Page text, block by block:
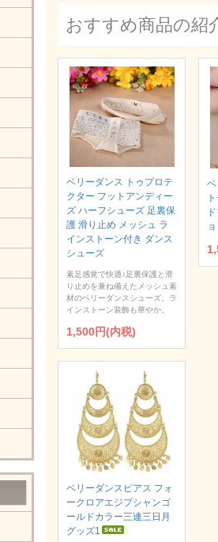
おすすめ商品の紹
ベリーダンス トゥプロテ
クター フットアンディー
ズ ハーフシューズ 足裏保
護 滑り止め メッシュ ラ
インストーン付き ダンス
シューズ
素足感覚で快適♪足裏保護と滑
り止めを兼ね備えたメッシュ素
材のベリーダンスシューズ。ラ
インストーン装飾も華やか。
1,500円(内税)
ベリーダンスピアス フォ
ークロアエジプシャンゴ
ールドカラー三連三日月
グッズ1